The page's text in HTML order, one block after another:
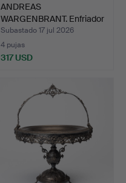
ANDREAS
WARGENBRANT. Enfriador
de champán,…
Subastado 17 jul 2026
4 pujas
317 USD